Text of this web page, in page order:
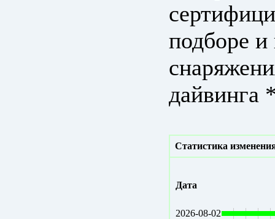
подборе и
дайвинга
Статистика
Дата
2026-08-02